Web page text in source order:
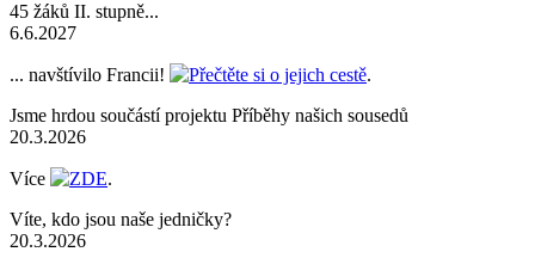
45 žáků II. stupně...
6.6.2027
... navštívilo Francii! Přečtěte si o jejich cestě.
Jsme hrdou součástí projektu Příběhy našich sousedů
20.3.2026
Více ZDE.
Víte, kdo jsou naše jedničky?
20.3.2026